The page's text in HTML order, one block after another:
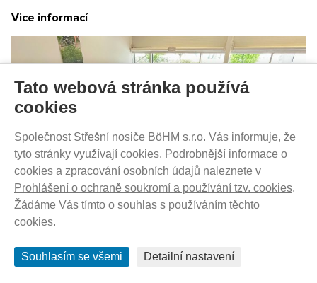
255Kč
Thule Sunshade Double - Black 54647
Tato webová stránka používá
cookies
Společnost Střešní nosiče BöHM s.r.o. Vás informuje, že
tyto stránky využívají cookies. Podrobnější informace o
cookies a zpracování osobních údajů naleznete v
Prohlášení o ochraně soukromí a používání tzv. cookies.
Žádáme Vás tímto o souhlas s používáním těchto
cookies.
Souhlasím se všemi Detailní nastavení
Vice informací